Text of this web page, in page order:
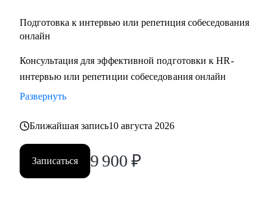
Подготовка к интервью или репетиция собеседования
онлайн
Консультация для эффективной подготовки к HR-
интервью или репетиции собеседования онлайн
Развернуть
Ближайшая запись10 августа 2026
Записаться 9 900 ₽